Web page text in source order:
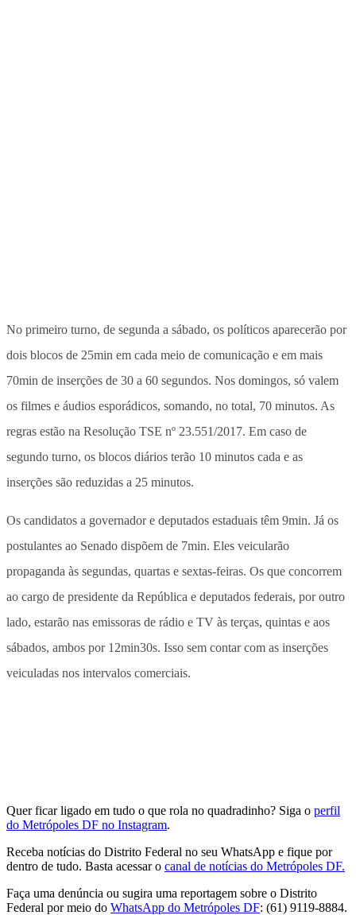
No primeiro turno, de segunda a sábado, os políticos aparecerão por
dois blocos de 25min em cada meio de comunicação e em mais
70min de inserções de 30 a 60 segundos. Nos domingos, só valem
os filmes e áudios esporádicos, somando, no total, 70 minutos. As
regras estão na Resolução TSE nº 23.551/2017. Em caso de
segundo turno, os blocos diários terão 10 minutos cada e as
inserções são reduzidas a 25 minutos.
Os candidatos a governador e deputados estaduais têm 9min. Já os
postulantes ao Senado dispõem de 7min. Eles veicularão
propaganda às segundas, quartas e sextas-feiras. Os que concorrem
ao cargo de presidente da República e deputados federais, por outro
lado, estarão nas emissoras de rádio e TV às terças, quintas e aos
sábados, ambos por 12min30s. Isso sem contar com as inserções
veiculadas nos intervalos comerciais.
Quer ficar ligado em tudo o que rola no quadradinho? Siga o perfil
do Metrópoles DF no Instagram.
Receba notícias do Distrito Federal no seu WhatsApp e fique por
dentro de tudo. Basta acessar o canal de notícias do Metrópoles DF.
Faça uma denúncia ou sugira uma reportagem sobre o Distrito
Federal por meio do WhatsApp do Metrópoles DF: (61) 9119-8884.